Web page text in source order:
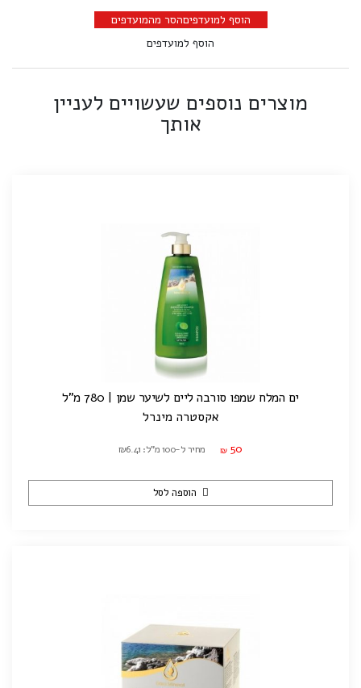
הוסף למועדפיםהסר מהמועדפים
הוסף למועדפים
מוצרים נוספים שעשויים לעניין
אותך
ים המלח שמפו סורבה ליים לשיער שמן | 780 מ"ל
אקסטרה מינרל
₪ 50 מחיר ל-100 מ"ל: ₪6.41
הוספה לסל